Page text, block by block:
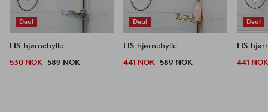
Deal
LIS hjørnehylle
530 NOK 589 NOK
Deal
LIS hjørnehylle
441 NOK 589 NOK
Deal
LIS
441